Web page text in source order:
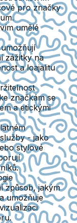
pro značky
umělé
zážitky na
a loajalitu
značkám se
a etickými
- jako
stylové
způsob, jakým
umožňuje